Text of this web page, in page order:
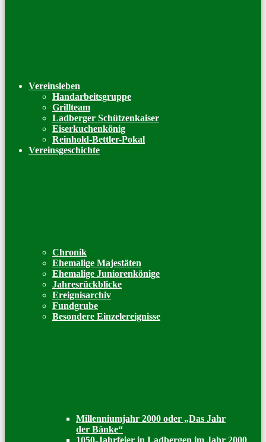
Vereinsleben
Handarbeitsgruppe
Grillteam
Ladberger Schützenkaiser
Eiserkuchenkönig
Reinhold-Bettler-Pokal
Vereinsgeschichte
Chronik
Ehemalige Majestäten
Ehemalige Juniorenkönige
Jahresrückblicke
Ereignisarchiv
Fundgrube
Besondere Einzelereignisse
Millenniumjahr 2000 oder „Das Jahr
der Bänke“
1050-Jahrfeier in Ladbergen im Jahr 2000